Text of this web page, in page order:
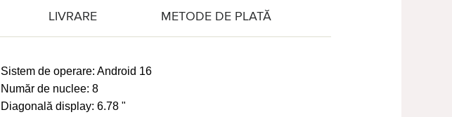
LIVRARE METODE DE PLATĂ
Sistem de operare: Android 16
Număr de nuclee: 8
Diagonală display: 6.78 "